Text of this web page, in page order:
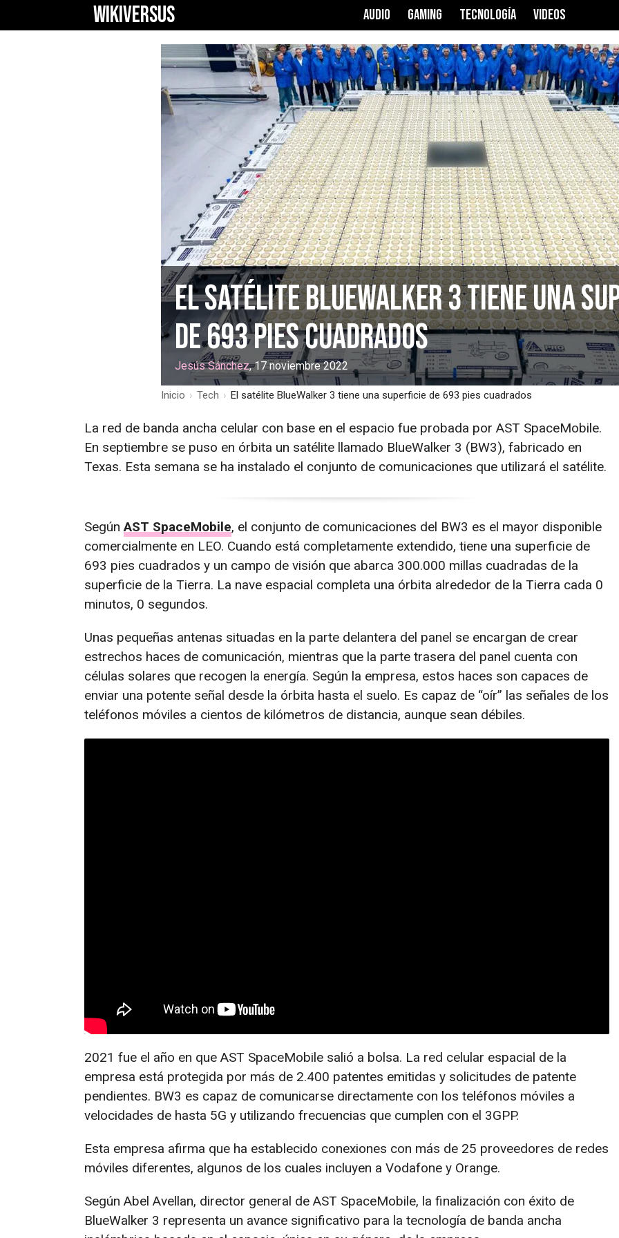
WIKIVERSUS AUDIO GAMING TECNOLOGÍA VIDEOS
El satélite BlueWalker 3 tiene una
de 693 pies cuadrados
Jesús Sánchez, 17 noviembre 2022
Inicio › Tech › El satélite BlueWalker 3 tiene una superficie de 693 pies cuadrados
La red de banda ancha celular con base en el espacio fue probada por AST SpaceMobile.
En septiembre se puso en órbita un satélite llamado BlueWalker 3 (BW3), fabricado en
Texas. Esta semana se ha instalado el conjunto de comunicaciones que utilizará el satélite.
SegúnAST SpaceMobile, el conjunto de comunicaciones del BW3 es el mayor disponible
comercialmente en LEO. Cuando está completamente extendido, tiene una superficie de
693 pies cuadrados y un campo de visión que abarca 300.000 millas cuadradas de la
superficie de la Tierra. La nave espacial completa una órbita alrededor de la Tierra cada 0
minutos, 0 segundos.
Unas pequeñas antenas situadas en la parte delantera del panel se encargan de crear
estrechos haces de comunicación, mientras que la parte trasera del panel cuenta con
células solares que recogen la energía. Según la empresa, estos haces son capaces de
enviar una potente señal desde la órbita hasta el suelo. Es capaz de “oír” las señales de los
teléfonos móviles a cientos de kilómetros de distancia, aunque sean débiles.
2021 fue el año en que AST SpaceMobile salió a bolsa. La red celular espacial de la
empresa está protegida por más de 2.400 patentes emitidas y solicitudes de patente
pendientes. BW3 es capaz de comunicarse directamente con los teléfonos móviles a
velocidades de hasta 5G y utilizando frecuencias que cumplen con el 3GPP.
Esta empresa afirma que ha establecido conexiones con más de 25 proveedores de redes
móviles diferentes, algunos de los cuales incluyen a Vodafone y Orange.
Según Abel Avellan, director general de AST SpaceMobile, la finalización con éxito de
BlueWalker 3 representa un avance significativo para la tecnología de banda ancha